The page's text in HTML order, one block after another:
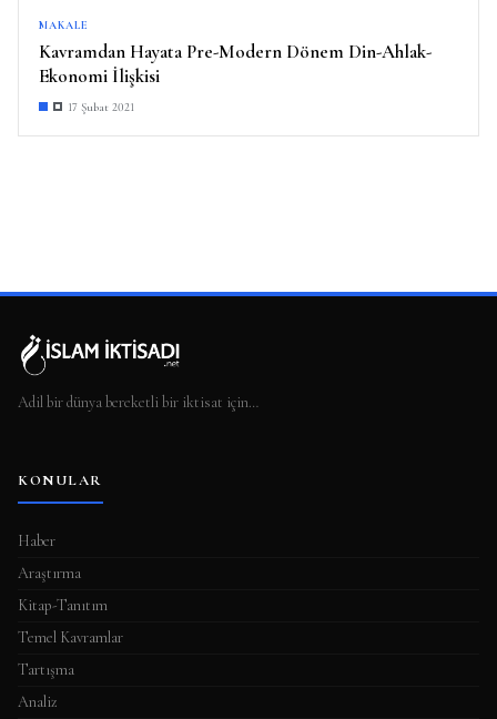
MAKALE
Kavramdan Hayata Pre-Modern Dönem Din-Ahlak-
Ekonomi İlişkisi
17 Şubat 2021
Adil bir dünya bereketli bir iktisat için…
KONULAR
Haber
Araştırma
Kitap-Tanıtım
Temel Kavramlar
Tartışma
Analiz